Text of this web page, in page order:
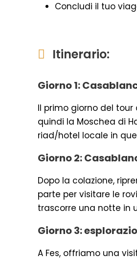
Concludi il tuo
Itinerario:
Giorno 1:
Il primo giorno del tour
quindi la Moschea di
riad/hotel locale in
Giorno 2:
Dopo la colazione,
parte per visitare le
trascorre una notte in
Giorno 3:
A Fes, offriamo una